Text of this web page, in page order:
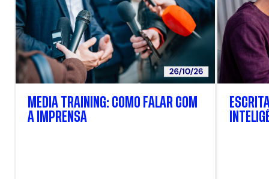
MEDIA TRAINING: COMO FALAR COM
A IMPRENSA